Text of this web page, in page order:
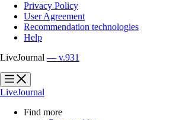
Privacy Policy
User Agreement
Recommendation technologies
Help
LiveJournal — v.931
?
?
LiveJournal
Find more